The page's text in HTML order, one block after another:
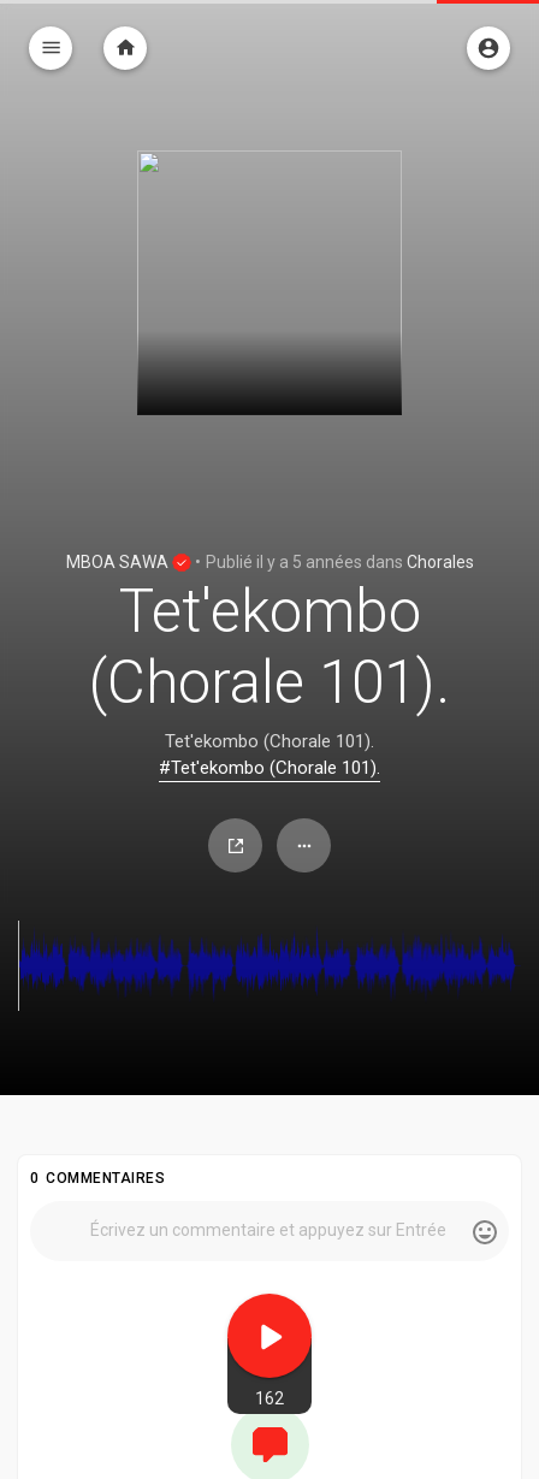
MBOA SAWA • Publié il y a 5 années dans Chorales
Tet'ekombo
(Chorale 101).
Tet'ekombo (Chorale 101).
#Tet'ekombo (Chorale 101).
162
0 COMMENTAIRES